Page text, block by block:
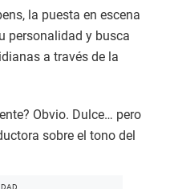
la puesta en escena
personalidad y busca
a través de la
Obvio. Dulce… pero
sobre el tono del